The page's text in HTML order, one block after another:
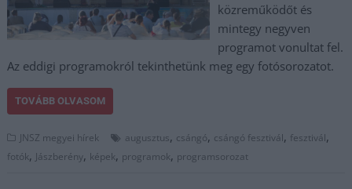
közreműködőt és
mintegy negyven
programot vonultat fel.
Az eddigi programokról tekinthetünk meg egy fotósorozatot.
TOVÁBB OLVASOM
JNSZ megyei hírek augusztus, csángó, csángó fesztivál, fesztivál,
fotók, Jászberény, képek, programok, programsorozat